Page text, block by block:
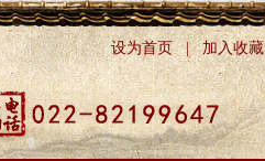
设为首页|加入收藏